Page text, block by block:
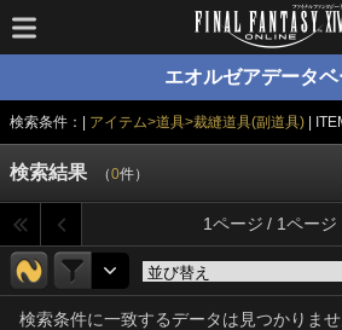
エオルゼアデータベ
検索条件：| アイテム>道具>裁縫道具(副道具) |
検索結果 （0件）
1ページ / 1ページ
検索条件に一致するデータは見つかりませ